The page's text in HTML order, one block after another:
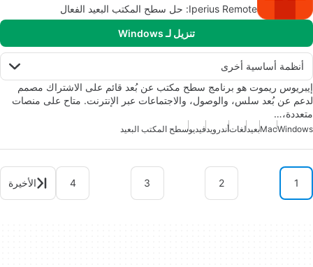
Iperius Remote: حل سطح المكتب البعيد الفعال
تنزيل لـ Windows
أنظمة أساسية أخرى
إيبريوس ريموت هو برنامج سطح مكتب عن بُعد قائم على الاشتراك مصمم
لدعم عن بُعد سلس، والوصول، والاجتماعات عبر الإنترنت. متاح على منصات
متعددة،…
Windows
Macبعيدلغاتأندرويدفيديوسطح المكتب البعيد
1
2
3
4 الأخيرة